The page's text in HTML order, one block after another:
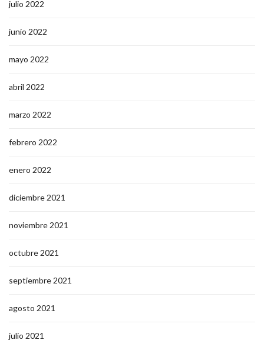
julio 2022
junio 2022
mayo 2022
abril 2022
marzo 2022
febrero 2022
enero 2022
diciembre 2021
noviembre 2021
octubre 2021
septiembre 2021
agosto 2021
julio 2021